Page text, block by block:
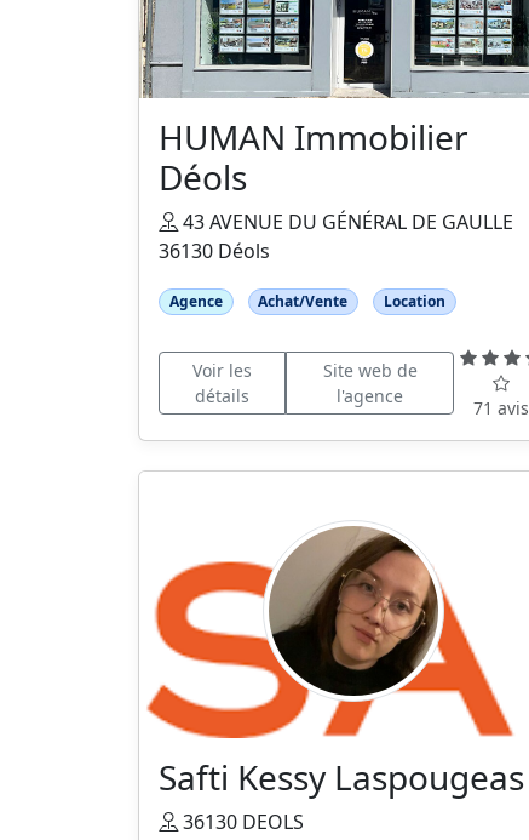
HUMAN Immobilier
Déols
43 AVENUE DU GÉNÉRAL DE GAULLE
36130 Déols
Agence Achat/Vente Location
Voir les
détails
Site web de
l'agence
71 avis
Safti Kessy Laspougeas
36130 DEOLS